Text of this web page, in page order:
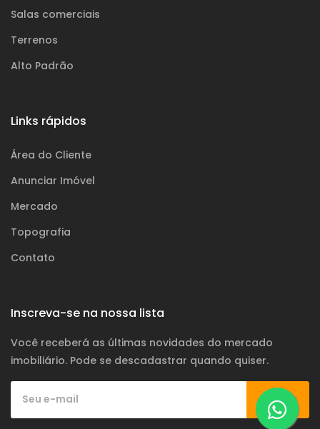
Salas comerciais
Terrenos
Alto Padrão
Links rápidos
Área do Cliente
Anunciar Imóvel
Mercado
Topografia
Contato
Inscreva-se na nossa lista
Você receberá as últimas novidades do mercado
imobiliário. Pode se descadastrar quando quiser.
Assinar